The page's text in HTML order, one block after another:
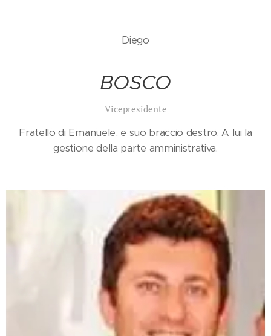
Diego
BOSCO
Vicepresidente
Fratello di Emanuele, e suo braccio destro. A lui la
gestione della parte amministrativa.